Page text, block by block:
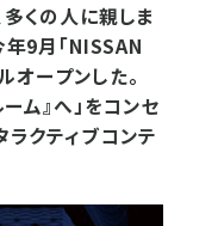
くの人に親しま
年9月「NISSAN
オープンした。
ーム』へ」をコンセ
ラクティブコンテ